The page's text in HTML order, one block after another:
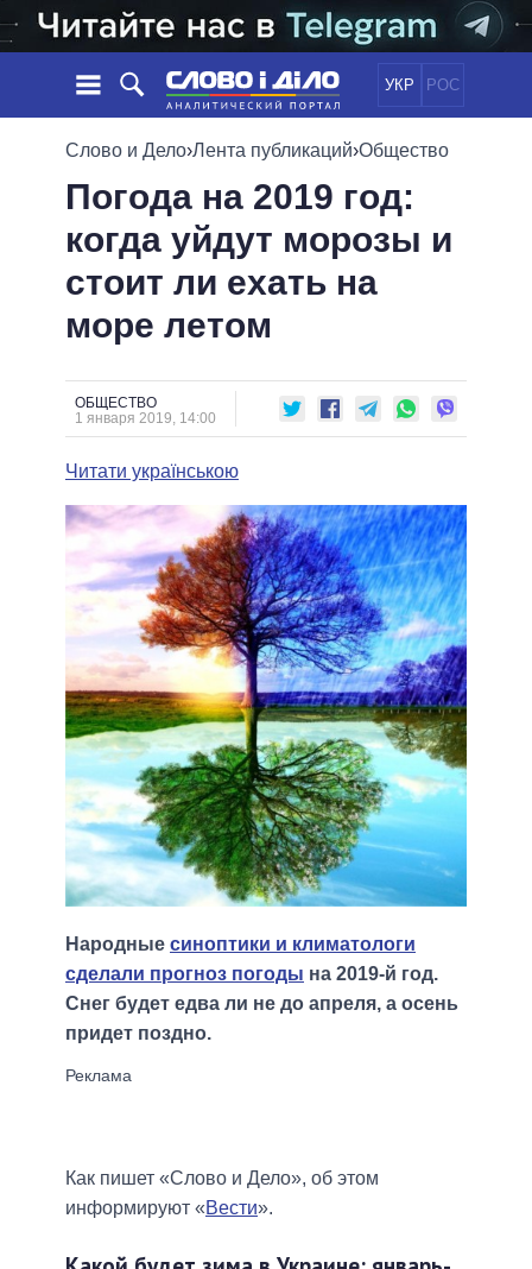
УКР РОС
НОВОСТИ
ЛЕНТА
СОБЫТИЯ
СТАТЬИ
ОБЗОРЫ
ДАЙДЖЕСТЫ
ПОЛИТИКА
ЭКОНОМИКА
ОБЩЕСТВО
ОБЕЩАНИЯ
ПОЛИТИКИ
ПРЕЗИДЕНТ И ОФИС
ВЕРХОВНАЯ РАДА
КАБИНЕТ МИНИСТРОВ
МЭРЫ
ВСЕ ПЕРСОНЫ
ПОДДЕРЖАТЬ
СРАВНЕНИЕ ПОЛИТИКОВ
Слово и Дело›Лента публикаций›Общество
Погода на 2019 год:
когда уйдут морозы и
стоит ли ехать на
море летом
ОБЩЕСТВО
1 января 2019, 14:00
Читати українською
Народные синоптики и климатологи
сделали прогноз погоды на 2019-й год.
Снег будет едва ли не до апреля, а осень
придет поздно.
Как пишет «Слово и Дело», об этом
информируют «Вести».